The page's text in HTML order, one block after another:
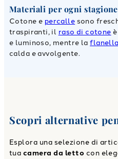
Materiali per ogni stagione
Cotone e percalle sono
traspiranti, il raso di cotone
e luminoso, mentre laflanella
calda e avvolgente.
Scopri alternative
Esplora una selezione di
tua camera da letto con